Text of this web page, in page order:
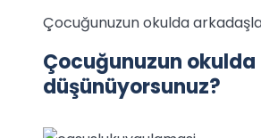
Çocuğunuzun okulda
Çocuğunuzun okulda
düşünüyorsunuz?